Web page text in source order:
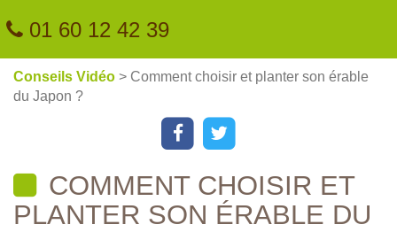
01 60 12 42 39
Conseils Vidéo > Comment choisir et planter son érable
du Japon ?
COMMENT CHOISIR ET
PLANTER SON ÉRABLE DU